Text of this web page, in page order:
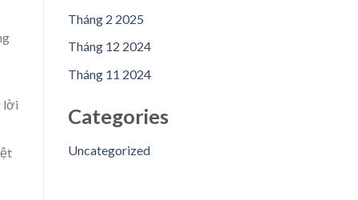
lời
Tháng 2 2025
Tháng 12 2024
Tháng 11 2024
Categories
Uncategorized